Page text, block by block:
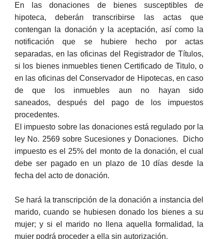
En las donaciones de bienes susceptibles de
hipoteca, deberán transcribirse las actas que
contengan la donación y la aceptación, así como la
notificación que se hubiere hecho por actas
separadas, en las oficinas del Registrador de Títulos,
si los bienes inmuebles tienen Certificado de Titulo, o
en las oficinas del Conservador de Hipotecas, en caso
de que los inmuebles aun no hayan sido
saneados, después del pago de los impuestos
procedentes.
El impuesto sobre las donaciones está regulado por la
ley No. 2569 sobre Sucesiones y Donaciones. Dicho
impuesto es el 25% del monto de la donación, el cual
debe ser pagado en un plazo de 10 días desde la
fecha del acto de donación.
Se hará la transcripción de la donación a instancia del
marido, cuando se hubiesen donado los bienes a su
mujer; y si el marido no llena aquella formalidad, la
mujer podrá proceder a ella sin autorización.